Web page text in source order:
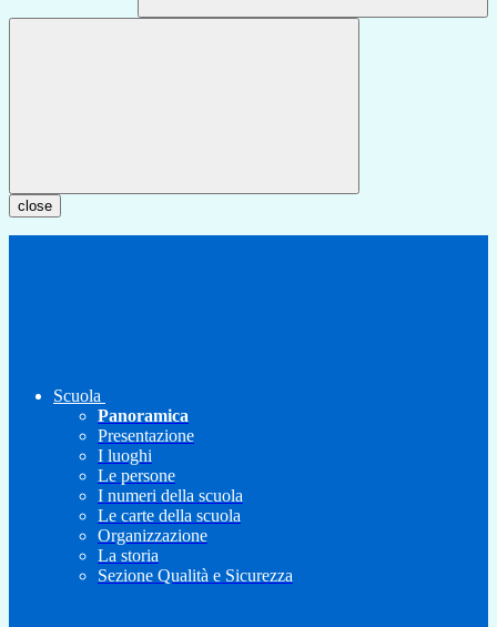
close
Scuola
Panoramica
Presentazione
I luoghi
Le persone
I numeri della scuola
Le carte della scuola
Organizzazione
La storia
Sezione Qualità e Sicurezza